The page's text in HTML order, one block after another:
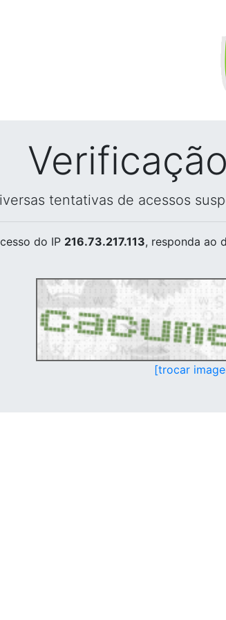
tentativas de acessos
do IP 216.73.217.113, responda ao
[trocar